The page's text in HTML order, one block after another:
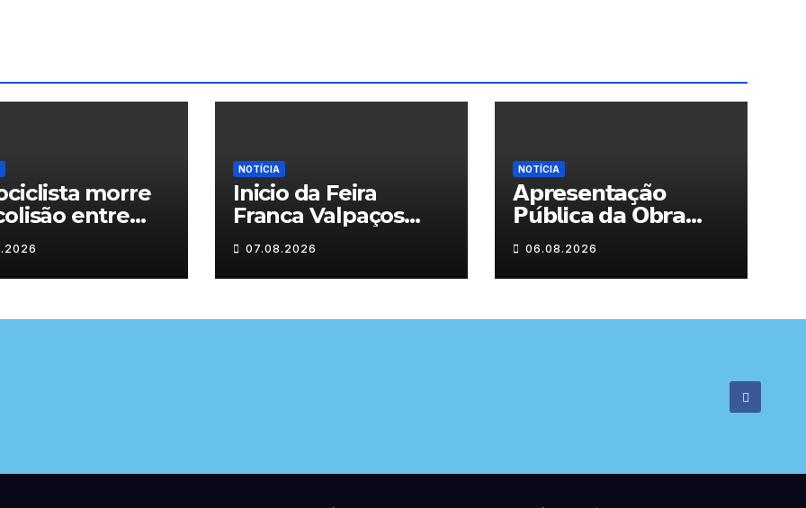
morre
entre
e duas
em Chaves
NOTÍCIA
Inicio da Feira
Franca Valpaços
2026
07.08.2026
NOTÍCIA
𝗔𝗽𝗿𝗲𝘀𝗲𝗻𝘁𝗮𝗰̧𝗮̃𝗼
𝗣𝘂́𝗯𝗹𝗶𝗰𝗮 𝗱𝗮 𝗢𝗯𝗿𝗮
“𝗣𝗿𝗼𝗰𝘂𝗿𝗼 𝗮
𝗙𝗲𝗹𝗶𝗰𝗶𝗱𝗮𝗱𝗲 𝗲 𝗲𝗹𝗮
𝗺𝗼𝗿𝗮 𝗰𝗼𝗺𝗶𝗴𝗼”
06.08.2026